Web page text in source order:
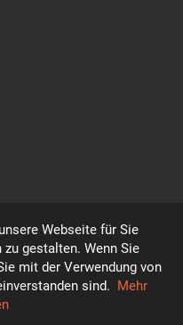
Webseite für Sie
gestalten. Wenn Sie
mit der Verwendung von
sind. Mehr
ORY +PRACTICE
GmbH